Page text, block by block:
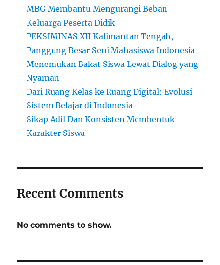
MBG Membantu Mengurangi Beban
Keluarga Peserta Didik
PEKSIMINAS XII Kalimantan Tengah,
Panggung Besar Seni Mahasiswa Indonesia
Menemukan Bakat Siswa Lewat Dialog yang
Nyaman
Dari Ruang Kelas ke Ruang Digital: Evolusi
Sistem Belajar di Indonesia
Sikap Adil Dan Konsisten Membentuk
Karakter Siswa
Recent Comments
No comments to show.